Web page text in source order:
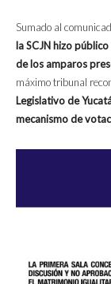
Sumado al
la SCJN hizo
de los amparos
máximo tribunal
Legislativo de
mecanismo de